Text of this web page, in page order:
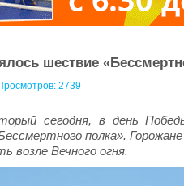
шествие
2739
сегодня, в день
полка».
возле Вечного огня.